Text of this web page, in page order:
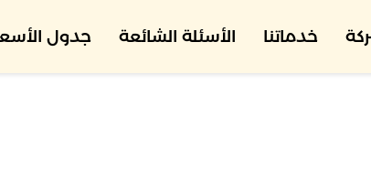
خدماتنا الأسئلة الشائعة جدول